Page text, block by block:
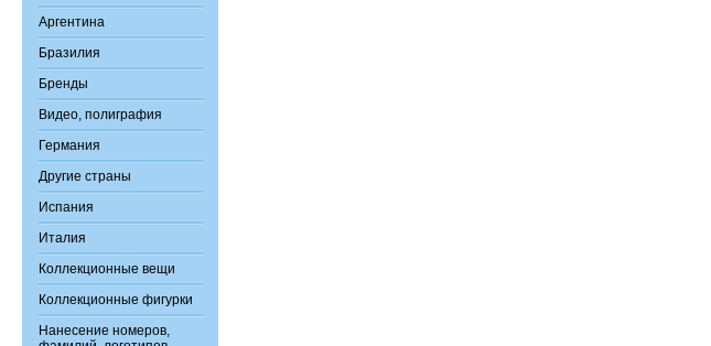
Аргентина
Бразилия
Бренды
Видео, полиграфия
Германия
Другие страны
Испания
Италия
Коллекционные вещи
Коллекционные фигурки
Нанесение номеров,